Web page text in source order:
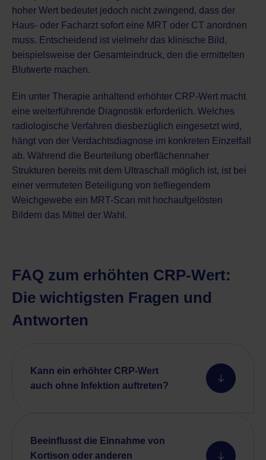
hoher Wert bedeutet jedoch nicht zwingend, dass der
Haus- oder Facharzt sofort eine MRT oder CT anordnen
muss. Entscheidend ist vielmehr das klinische Bild,
beispielsweise der Gesamteindruck, den die ermittelten
Blutwerte machen.
Ein unter Therapie anhaltend erhöhter CRP-Wert macht
eine weiterführende Diagnostik erforderlich. Welches
radiologische Verfahren diesbezüglich eingesetzt wird,
hängt von der Verdachtsdiagnose im konkreten Einzelfall
ab. Während die Beurteilung oberflächennaher
Strukturen bereits mit dem Ultraschall möglich ist, ist bei
einer vermuteten Beteiligung von tiefliegendem
Weichgewebe ein MRT-Scan mit hochaufgelösten
Bildern das Mittel der Wahl.
FAQ zum erhöhten CRP-Wert:
Die wichtigsten Fragen und
Antworten
Kann ein erhöhter CRP-Wert
auch ohne Infektion auftreten?
Beeinflusst die Einnahme von
Kortison oder anderen